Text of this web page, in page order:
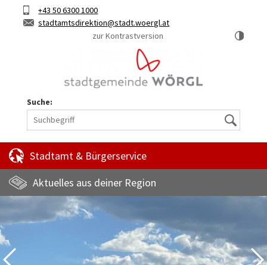
Hauptinhalt
KurztasteTelefon+43 50 6300 1000
E-
stadtamtsdirektion
stadt.woergl.at
zur Kontrastversion
Suche:
Suche
Stadtamt & Bürgerservice
Aktuelles aus deiner Region